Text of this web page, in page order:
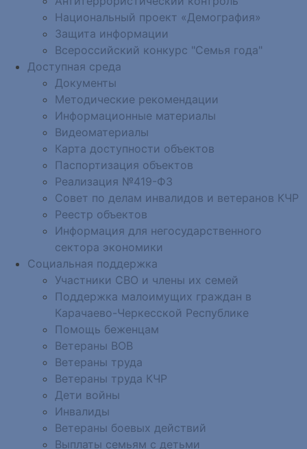
Национальный проект «Демография»
Защита информации
Всероссийский конкурс "Семья года"
Доступная среда
Документы
Методические рекомендации
Информационные материалы
Видеоматериалы
Карта доступности объектов
Паспортизация объектов
Реализация №419-ФЗ
Совет по делам инвалидов и ветеранов КЧР
Реестр объектов
Информация для негосударственного
сектора экономики
Социальная поддержка
Участники СВО и члены их семей
Поддержка малоимущих граждан в
Карачаево-Черкесской Республике
Помощь беженцам
Ветераны ВОВ
Ветераны труда
Ветераны труда КЧР
Дети войны
Инвалиды
Ветераны боевых действий
Выплаты семьям с детьми